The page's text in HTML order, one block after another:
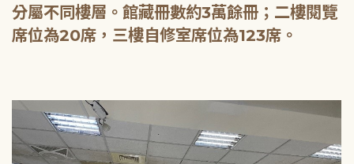
分屬不同樓層。館藏冊數約3萬餘冊；二樓閱覽
席位為20席，三樓自修室席位為123席。